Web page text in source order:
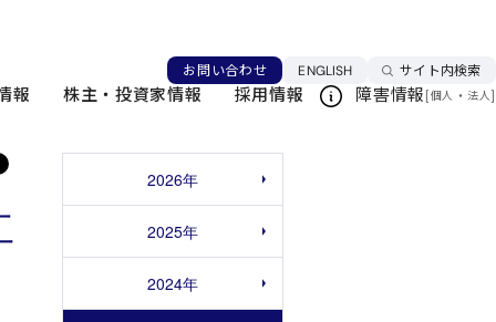
お問い合わせ ENGLISH言語を切り替える
サイト内検索
報 株主・投資家情報 採用情報 障害情報[個人 ・ 法人]
2026年
2025年
2024年